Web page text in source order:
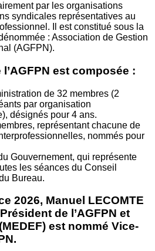
par les organisations
syndicales représentatives au
Il est constitué sous la
: Association de Gestion
(AGFPN).
est composée :
de 32 membres (2
par organisation
désignés pour 4 ans.
représentant chacune de
nommés pour
Gouvernement, qui représente
les séances du Conseil
Bureau.
2026, Manuel LECOMTE
de l’AGFPN et
est nommé Vice-